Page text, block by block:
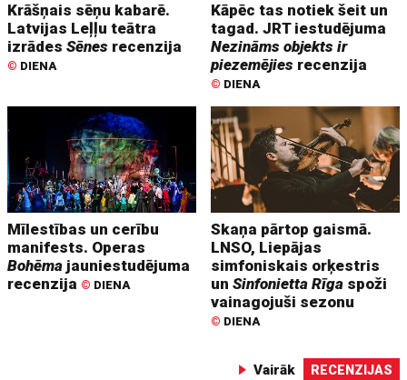
Krāšņais sēņu kabarē.
Latvijas Leļļu teātra
izrādesSēnes recenzija
© DIENA
Kāpēc tas notiek šeit un
tagad. JRT iestudējuma
Nezināms objekts ir
piezemējies recenzija
© DIENA
Mīlestības un cerību
manifests. Operas
Bohēma jauniestudējuma
recenzija © DIENA
Skaņa pārtop gaismā.
LNSO, Liepājas
simfoniskais orķestris
unSinfonietta Rīga spoži
vainagojuši sezonu
© DIENA
Vairāk RECENZIJAS